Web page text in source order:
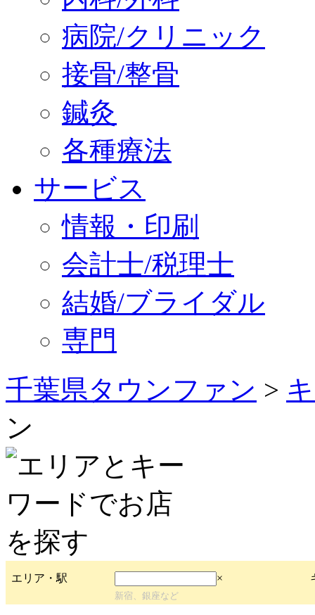
病院/クリニック
接骨/整骨
鍼灸
各種療法
サービス
情報・印刷
会計士/税理士
結婚/ブライダル
専門
千葉県タウンファン >
ン
エリア・駅 ×
新宿、銀座など